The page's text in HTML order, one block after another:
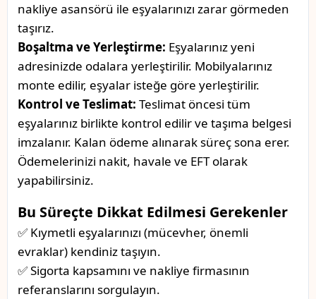
nakliye asansörü ile eşyalarınızı zarar görmeden
taşırız.
Boşaltma ve Yerleştirme: Eşyalarınız yeni
adresinizde odalara yerleştirilir. Mobilyalarınız
monte edilir, eşyalar isteğe göre yerleştirilir.
Kontrol ve Teslimat: Teslimat öncesi tüm
eşyalarınız birlikte kontrol edilir ve taşıma belgesi
imzalanır. Kalan ödeme alınarak süreç sona erer.
Ödemelerinizi nakit, havale ve EFT olarak
yapabilirsiniz.
Bu Süreçte Dikkat Edilmesi Gerekenler
✅ Kıymetli eşyalarınızı (mücevher, önemli
evraklar) kendiniz taşıyın.
✅ Sigorta kapsamını ve nakliye firmasının
referanslarını sorgulayın.